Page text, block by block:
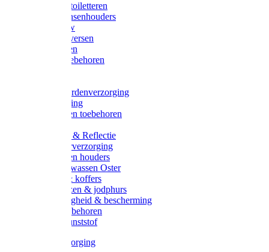
Poetsen & toiletteren
Zadel-/Trensenhouders
Halstertouw
Halsters diversen
Hoofdstellen
Zadel & toebehoren
Rapide paardenverzorging
Ruiter kleding
Hoofdstellen toebehoren
Verlichting & Reflectie
Rapide leerverzorging
Likstenen en houders
Poetsen & wassen Oster
Poetssets & koffers
Ruiter laarzen & jodphurs
Ruiter veiligheid & bescherming
Ruiter - toebehoren
Voerbak kunststof
Klauwverzorging